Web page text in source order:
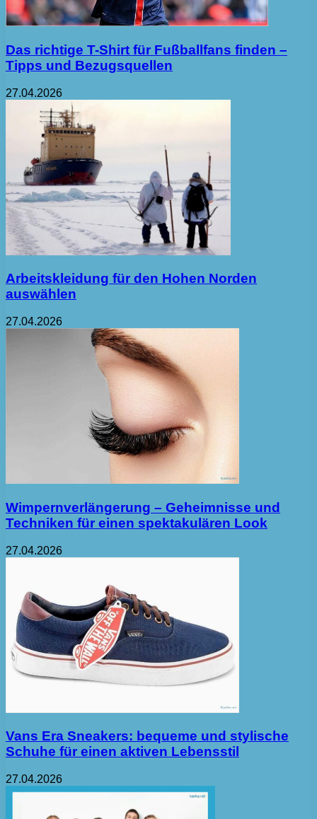
Das richtige T-Shirt für Fußballfans finden –
Tipps und Bezugsquellen
27.04.2026
Arbeitskleidung für den Hohen Norden
auswählen
27.04.2026
Wimpernverlängerung – Geheimnisse und
Techniken für einen spektakulären Look
27.04.2026
Vans Era Sneakers: bequeme und stylische
Schuhe für einen aktiven Lebensstil
27.04.2026